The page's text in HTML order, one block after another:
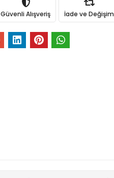
Güvenli Alışveriş İade ve Değişim